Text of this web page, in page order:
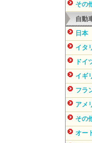
その
自動
日本
イタ
ドイ
イギ
フラ
アメ
その
オー